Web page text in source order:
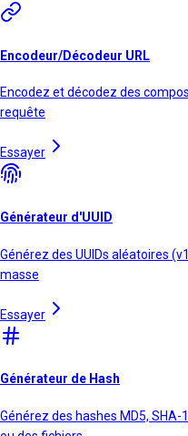
Encodeur/Décodeur URL
Encodez et décodez des
requête
Essayer
Générateur d'UUID
Générez des UUIDs aléatoires
masse
Essayer
Générateur de Hash
Générez des hashes MD5,